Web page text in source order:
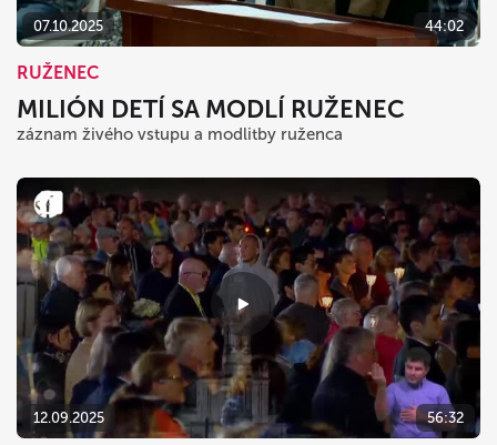
07.10.2025 44:02
RUŽENEC
MILIÓN DETÍ SA MODLÍ RUŽENEC
záznam živého vstupu a modlitby ruženca
12.09.2025 56:32